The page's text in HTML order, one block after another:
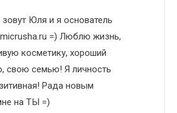
Юля и я основатель
=) Люблю жизнь,
косметику, хороший
свою семью! Я личность
Рада новым
на ТЫ =)